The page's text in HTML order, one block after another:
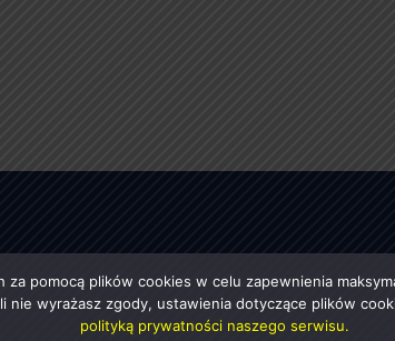
za pomocą plików cookies w celu zapewnienia
nie wyrażasz zgody, ustawienia dotyczące plików
polityką prywatności naszego serwisu.